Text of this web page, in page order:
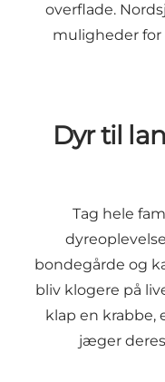
overflade.
muligheder for
Dyr til
Tag hele
bondegårde og
bliv klogere på
klap en krabbe,
jæger